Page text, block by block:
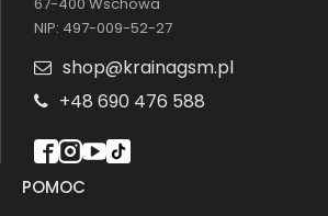
POMOC
NIP: 497-009-52-27
shop@krainagsm.pl
+48 690 476 588